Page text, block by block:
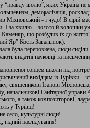
“правду іволю”, яких Україна не
деморалізація,
Міхновський – і чудо! В сірій
I за хвилю – золото й волошки
Каменяр, що розбудив їх до
Яр” Кость Завальнюк).
була переповнена, люди
видатні науковці та
сонцем школи під
вихідцям із Турівки –
священикові Іванові
начальникові Санітарної
а також композиторові,
у Турівці!
село, культурні люди!
гідний наслідування!